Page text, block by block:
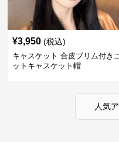
¥3,950 (税込)
キャスケット 合皮ブリム付き
ットキャスケット帽
人気